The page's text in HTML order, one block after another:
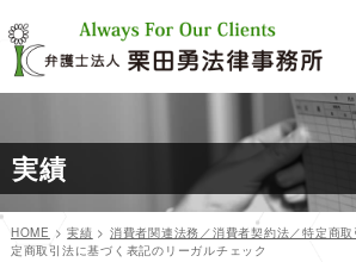
ン
テ
ン
へ
ス
キ
ッ
プ
実績
HOME >実績 > 消費者関連法務／消費者契約法／特定商
定商取引法に基づく表記のリーガルチェック